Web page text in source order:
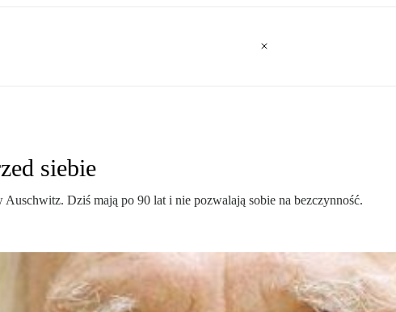
siebie
Dziś mają po 90 lat i nie pozwalają sobie na bezczynność.